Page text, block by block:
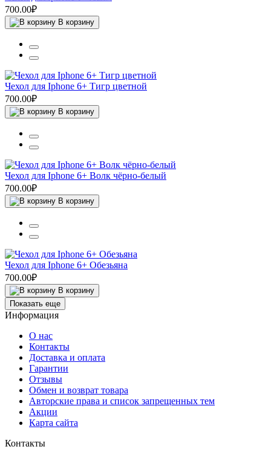
700.00₽
В корзину
Чехол для Iphone 6+ Тигр цветной
700.00₽
В корзину
Чехол для Iphone 6+ Волк чёрно-белый
700.00₽
В корзину
Чехол для Iphone 6+ Обезьяна
700.00₽
В корзину
Показать еще
Информация
О нас
Контакты
Доставка и оплата
Гарантии
Отзывы
Обмен и возврат товара
Авторские права и список запрещенных тем
Акции
Карта сайта
Контакты